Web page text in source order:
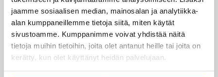
jaamme sosiaalisen median, mainosalan ja analytiikka-
alan kumppaneillemme tietoja siitä, miten käytät
sivustoamme. Kumppanimme voivat yhdistää näitä
tietoja muihin tietoihin, joita olet antanut heille tai joita on
kerätty, kun olet käyttänyt heidän palvelujaan.
yhteisvastuullisia.
Nuorten valtakunnalliset II
divisioonat